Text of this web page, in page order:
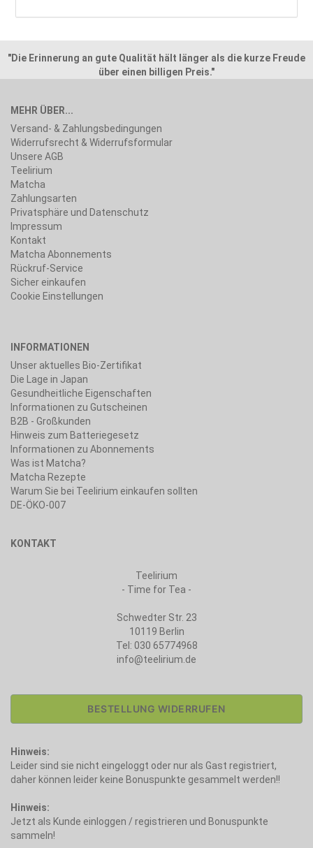
"Die Erinnerung an gute Qualität hält länger als die kurze Freude
über einen billigen Preis."
MEHR ÜBER...
Versand- & Zahlungsbedingungen
Widerrufsrecht & Widerrufsformular
Unsere AGB
Teelirium
Matcha
Zahlungsarten
Privatsphäre und Datenschutz
Impressum
Kontakt
Matcha Abonnements
Rückruf-Service
Sicher einkaufen
Cookie Einstellungen
INFORMATIONEN
Unser aktuelles Bio-Zertifikat
Die Lage in Japan
Gesundheitliche Eigenschaften
Informationen zu Gutscheinen
B2B - Großkunden
Hinweis zum Batteriegesetz
Informationen zu Abonnements
Was ist Matcha?
Matcha Rezepte
Warum Sie bei Teelirium einkaufen sollten
DE-ÖKO-007
KONTAKT
Teelirium
- Time for Tea -
Schwedter Str. 23
10119 Berlin
Tel: 030 65774968
info@teelirium.de
BESTELLUNG WIDERRUFEN
Hinweis:
Leider sind sie nicht eingeloggt oder nur als Gast registriert,
daher können leider keine Bonuspunkte gesammelt werden!!
Hinweis:
Jetzt als Kunde einloggen / registrieren und Bonuspunkte
sammeln!